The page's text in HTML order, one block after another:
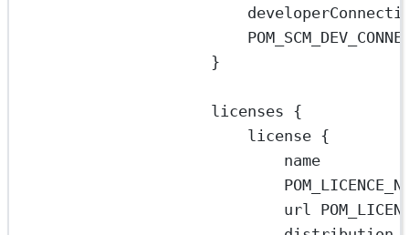
}
licenses {
license {
url